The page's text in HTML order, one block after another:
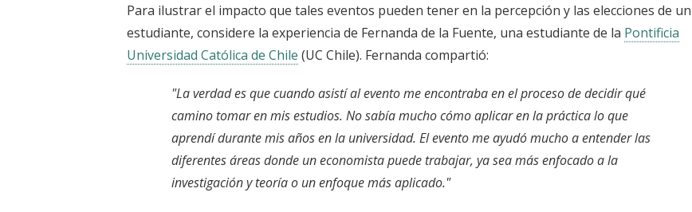
Para ilustrar el impacto que tales eventos pueden tener en la percepción y las elecciones de un
estudiante, considere la experiencia de Fernanda de la Fuente, una estudiante de la Pontificia
Universidad Católica de Chile (UC Chile). Fernanda compartió:
"La verdad es que cuando asistí al evento me encontraba en el proceso de decidir qué
camino tomar en mis estudios. No sabía mucho cómo aplicar en la práctica lo que
aprendí durante mis años en la universidad. El evento me ayudó mucho a entender las
diferentes áreas donde un economista puede trabajar, ya sea más enfocado a la
investigación y teoría o un enfoque más aplicado."